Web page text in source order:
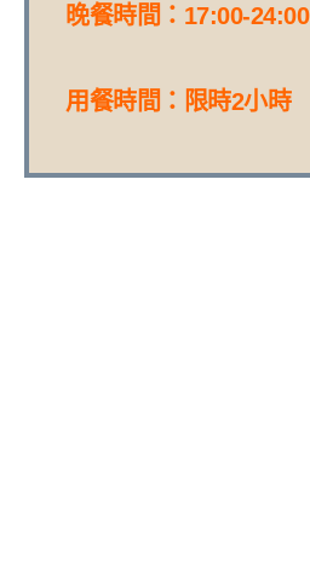
晚餐時間：17:00-24:00
用餐時間：限時2小時